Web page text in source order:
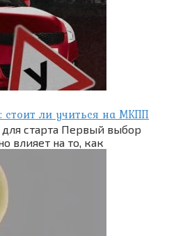
стоит ли учиться на МКПП
старта Первый выбор
влияет на то, как